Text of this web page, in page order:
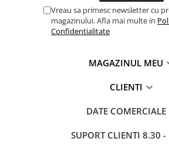
Hrana pentru pisici
Hrana pentru porci
Hrana pt gaini si pui
Vreau sa primesc newsletter cu
magazinului. Afla mai multe in
Confidentialitate
MAGAZINUL MEU
CLIENTI
DATE COMERCIALE
SUPORT CLIENTI 8.30 -